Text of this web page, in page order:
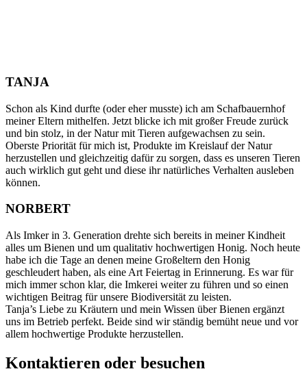
TANJA
Schon als Kind durfte (oder eher musste) ich am Schafbauernhof
meiner Eltern mithelfen. Jetzt blicke ich mit großer Freude zurück
und bin stolz, in der Natur mit Tieren aufgewachsen zu sein.
Oberste Priorität für mich ist, Produkte im Kreislauf der Natur
herzustellen und gleichzeitig dafür zu sorgen, dass es unseren Tieren
auch wirklich gut geht und diese ihr natürliches Verhalten ausleben
können.
NORBERT
Als Imker in 3. Generation drehte sich bereits in meiner Kindheit
alles um Bienen und um qualitativ hochwertigen Honig. Noch heute
habe ich die Tage an denen meine Großeltern den Honig
geschleudert haben, als eine Art Feiertag in Erinnerung. Es war für
mich immer schon klar, die Imkerei weiter zu führen und so einen
wichtigen Beitrag für unsere Biodiversität zu leisten.
Tanja’s Liebe zu Kräutern und mein Wissen über Bienen ergänzt
uns im Betrieb perfekt. Beide sind wir ständig bemüht neue und vor
allem hochwertige Produkte herzustellen.
Kontaktieren oder besuchen